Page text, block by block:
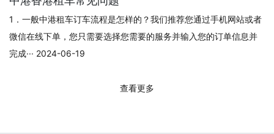
1．一般中港租车订车流程是怎样的？我们推荐您通过手机网站或者
微信在线下单，您只需要选择您需要的服务并输入您的订单信息并
完成··· 2024-06-19
查看更多